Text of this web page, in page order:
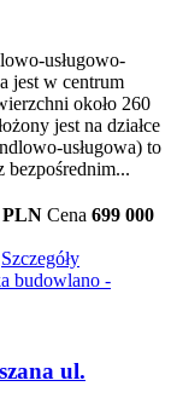
usługowo-
jest w centrum
około 260
jest na działce
usługowa) to
bezpośrednim...
PLN Cena 699 000
Szczegóły
ul.